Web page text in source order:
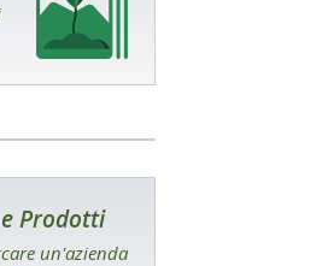
Prodotti
un'azienda